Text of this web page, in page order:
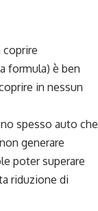
coprire
formula) è ben
in nessun
spesso auto che
generare
poter superare
riduzione di